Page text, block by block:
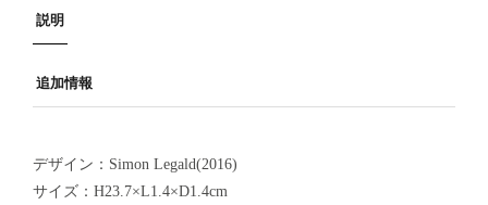
説明
追加情報
デザイン：Simon Legald(2016)
サイズ：H23.7×L1.4×D1.4cm